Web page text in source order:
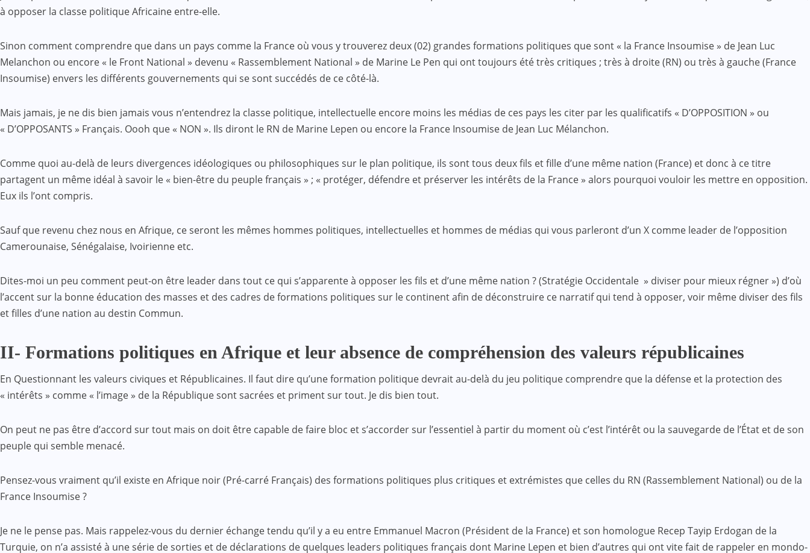
à opposer la classe politique Africaine entre-elle.
Sinon comment comprendre que dans un pays comme la France où vous y trouverez deux (02) grandes formations politiques que sont « la France Insoumise » de Jean Luc
Melanchon ou encore « le Front National » devenu « Rassemblement National » de Marine Le Pen qui ont toujours été très critiques ; très à droite (RN) ou très à gauche (France
Insoumise) envers les différents gouvernements qui se sont succédés de ce côté-là.
Mais jamais, je ne dis bien jamais vous n’entendrez la classe politique, intellectuelle encore moins les médias de ces pays les citer par les qualificatifs « D’OPPOSITION » ou
« D’OPPOSANTS » Français. Oooh que « NON ». Ils diront le RN de Marine Lepen ou encore la France Insoumise de Jean Luc Mélanchon.
Comme quoi au-delà de leurs divergences idéologiques ou philosophiques sur le plan politique, ils sont tous deux fils et fille d’une même nation (France) et donc à ce titre
partagent un même idéal à savoir le « bien-être du peuple français » ; « protéger, défendre et préserver les intérêts de la France » alors pourquoi vouloir les mettre en opposition.
Eux ils l’ont compris.
Sauf que revenu chez nous en Afrique, ce seront les mêmes hommes politiques, intellectuelles et hommes de médias qui vous parleront d’un X comme leader de l’opposition
Camerounaise, Sénégalaise, Ivoirienne etc.
Dites-moi un peu comment peut-on être leader dans tout ce qui s’apparente à opposer les fils et d’une même nation ? (Stratégie Occidentale » diviser pour mieux régner ») d’où
l’accent sur la bonne éducation des masses et des cadres de formations politiques sur le continent afin de déconstruire ce narratif qui tend à opposer, voir même diviser des fils
et filles d’une nation au destin Commun.
II- Formations politiques en Afrique et leur absence de compréhension des valeurs républicaines
En Questionnant les valeurs civiques et Républicaines. Il faut dire qu’une formation politique devrait au-delà du jeu politique comprendre que la défense et la protection des
« intérêts » comme « l’image » de la République sont sacrées et priment sur tout. Je dis bien tout.
On peut ne pas être d’accord sur tout mais on doit être capable de faire bloc et s’accorder sur l’essentiel à partir du moment où c’est l’intérêt ou la sauvegarde de l’État et de son
peuple qui semble menacé.
Pensez-vous vraiment qu’il existe en Afrique noir (Pré-carré Français) des formations politiques plus critiques et extrémistes que celles du RN (Rassemblement National) ou de la
France Insoumise ?
Je ne le pense pas. Mais rappelez-vous du dernier échange tendu qu’il y a eu entre Emmanuel Macron (Président de la France) et son homologue Recep Tayip Erdogan de la
Turquie, on n’a assisté à une série de sorties et de déclarations de quelques leaders politiques français dont Marine Lepen et bien d’autres qui ont vite fait de rappeler en mondo-